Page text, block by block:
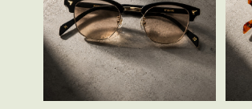
H-03
H-04
Comb
Valetta
TRICOTÉ
OLD FASHIONED